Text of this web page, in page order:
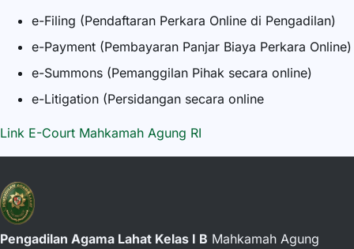
e-Filing (Pendaftaran Perkara Online di Pengadilan)
e-Payment (Pembayaran Panjar Biaya Perkara Online)
e-Summons (Pemanggilan Pihak secara online)
e-Litigation (Persidangan secara online
Link E-Court Mahkamah Agung RI
Pengadilan Agama Lahat Kelas I B Mahkamah Agung